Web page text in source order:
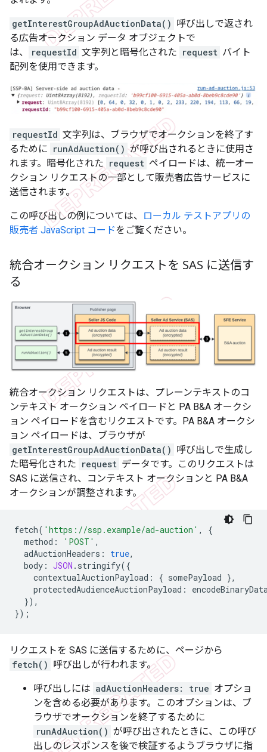
getInterestGroupAdAuctionData() 呼び出しで返され
る広告オークション データ オブジェクトで
は、
requestId 文字列と暗号化された request バイト
配列を使用できます。
requestId 文字列は、ブラウザでオークションを終了す
るために runAdAuction() が呼び出されるときに使用さ
れます。暗号化された request ペイロードは、統一オー
クション リクエストの一部として販売者広告サービスに
送信されます。
この呼び出しの例については、
ローカル テストアプリの
販売者 JavaScript コードをご覧ください。
統合オークション リクエストを SAS に送信す
る
統合オークション リクエストは、プレーンテキストのコ
ンテキスト オークション ペイロードと PA B&A オークシ
ョン ペイロードを含むリクエストです。PA B&A オークシ
ョン ペイロードは、ブラウザが
getInterestGroupAdAuctionData() 呼び出しで生成し
た暗号化された request データです。このリクエストは
SAS に送信され、コンテキスト オークションと PA B&A
オークションが調整されます。
fetch( 'https://ssp.example/ad-auction' ,
{
method : 'POST' ,
adAuctionHeaders : true,
body : JSON . stringify({
contextualAuctionPayload : { somePayload },
protectedAudienceAuctionPayload :
}),
});
リクエストを SAS に送信するために、ページから
fetch() 呼び出しが行われます。
呼び出しには adAuctionHeaders: true オプショ
ンを含める必要があります。このオプションは、ブ
ラウザでオークションを終了するために
runAdAuction() が呼び出されたときに、この呼び
出しのレスポンスを後で検証するようブラウザに指